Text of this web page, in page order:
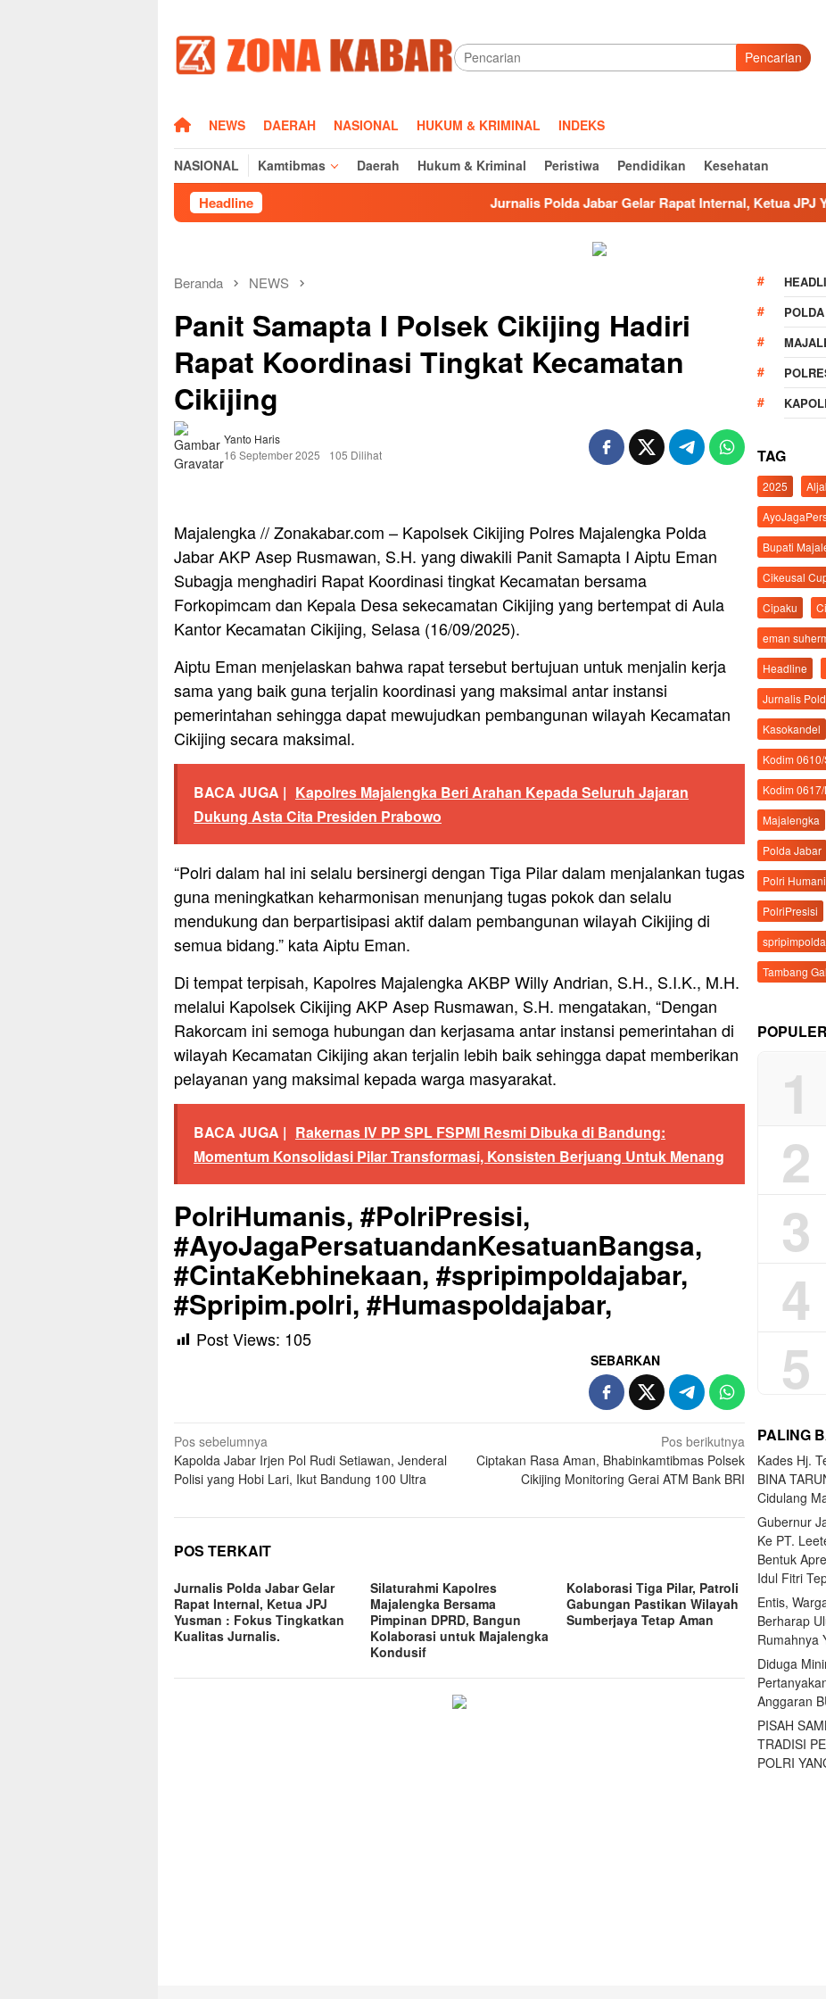
konten
Pencarian
HOMENEWS DAERAH NASIONAL HUKUM & KRIMINAL INDEKS
NASIONAL Kamtibmas Daerah Hukum & Kriminal Peristiwa Pendidikan Kesehatan
Headline Jurnalis Polda Jabar Gelar Rapat Internal, Ketua JPJ Yusman :
Beranda NEWS
Panit Samapta I Polsek Cikijing Hadiri
Rapat Koordinasi Tingkat Kecamatan
Cikijing
Yanto Haris
16 September 2025
105 Dilihat
Majalengka // Zonakabar.com – Kapolsek Cikijing Polres Majalengka Polda
Jabar AKP Asep Rusmawan, S.H. yang diwakili Panit Samapta I Aiptu Eman
Subagja menghadiri Rapat Koordinasi tingkat Kecamatan bersama
Forkopimcam dan Kepala Desa sekecamatan Cikijing yang bertempat di Aula
Kantor Kecamatan Cikijing, Selasa (16/09/2025).
Aiptu Eman menjelaskan bahwa rapat tersebut bertujuan untuk menjalin kerja
sama yang baik guna terjalin koordinasi yang maksimal antar instansi
pemerintahan sehingga dapat mewujudkan pembangunan wilayah Kecamatan
Cikijing secara maksimal.
BACA JUGA | Kapolres Majalengka Beri Arahan Kepada Seluruh Jajaran
Dukung Asta Cita Presiden Prabowo
“Polri dalam hal ini selalu bersinergi dengan Tiga Pilar dalam menjalankan tugas
guna meningkatkan keharmonisan menunjang tugas pokok dan selalu
mendukung dan berpartisipasi aktif dalam pembangunan wilayah Cikijing di
semua bidang.” kata Aiptu Eman.
Di tempat terpisah, Kapolres Majalengka AKBP Willy Andrian, S.H., S.I.K., M.H.
melalui Kapolsek Cikijing AKP Asep Rusmawan, S.H. mengatakan, “Dengan
Rakorcam ini semoga hubungan dan kerjasama antar instansi pemerintahan di
wilayah Kecamatan Cikijing akan terjalin lebih baik sehingga dapat memberikan
pelayanan yang maksimal kepada warga masyarakat.
BACA JUGA | Rakernas IV PP SPL FSPMI Resmi Dibuka di Bandung:
Momentum Konsolidasi Pilar Transformasi, Konsisten Berjuang Untuk Menang
PolriHumanis, #PolriPresisi,
#AyoJagaPersatuandanKesatuanBangsa,
#CintaKebhinekaan, #spripimpoldajabar,
#Spripim.polri, #Humaspoldajabar,
Post Views: 105
SEBARKAN
Navigasi
pos
Pos sebelumnya
Kapolda Jabar Irjen Pol Rudi Setiawan, Jenderal
Polisi yang Hobi Lari, Ikut Bandung 100 Ultra
Pos berikutnya
Ciptakan Rasa Aman, Bhabinkamtibmas Polsek
Cikijing Monitoring Gerai ATM Bank BRI
POS TERKAIT
Jurnalis Polda Jabar Gelar
Rapat Internal, Ketua JPJ
Yusman : Fokus Tingkatkan
Kualitas Jurnalis.
Silaturahmi Kapolres
Majalengka Bersama
Pimpinan DPRD, Bangun
Kolaborasi untuk Majalengka
Kondusif
Kolaborasi Tiga Pilar, Patroli
Gabungan Pastikan Wilayah
Sumberjaya Tetap Aman
TAG
2025
Bupati
Cikeusal
Cipaku
eman
Headline
Jurnalis
Kasokandel
Kodim
Kodim
Majalengka
Polda Jabar
Polri
PolriPresisi
Tambang
POPULER
1
2
3
4
5
PALING
Kades Hj.
BINA
Cidulang
Gubernur
Ke PT.
Bentuk
Idul Fitri
Entis,
Berharap
Rumahnya
Diduga
Anggaran
PISAH
TRADISI
POLRI